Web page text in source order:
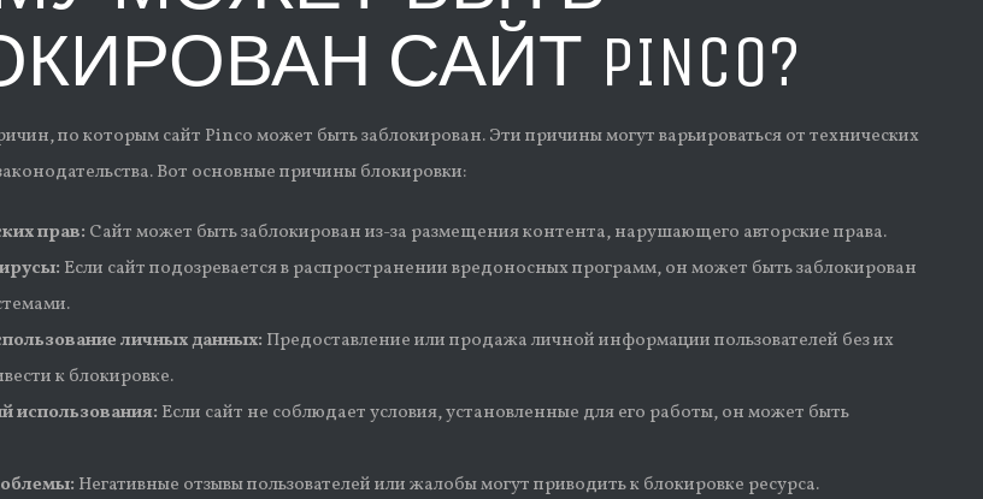
САЙТ PINCO?
по которым сайт Pinco может быть заблокирован. Эти причины могут варьироваться от технических
Вот основные причины блокировки:
прав: Сайт может быть заблокирован из-за размещения контента, нарушающего авторские права.
Если сайт подозревается в распространении вредоносных программ, он может быть заблокирован
личных данных: Предоставление или продажа личной информации пользователей без их
к блокировке.
использования: Если сайт не соблюдает условия, установленные для его работы, он может быть
Негативные отзывы пользователей или жалобы могут приводить к блокировке ресурса.